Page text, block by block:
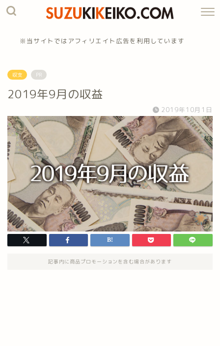
※当サイトではアフィリエイト広告を利用しています
収支 PR
2019年9月の収益
2019年10月1日
記事内に商品プロモーションを含む場合があります